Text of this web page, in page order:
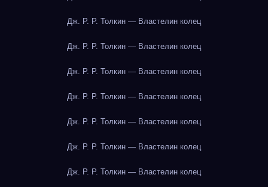
Дж. Р. Р. Толкин — Властелин колец
Дж. Р. Р. Толкин — Властелин колец
Дж. Р. Р. Толкин — Властелин колец
Дж. Р. Р. Толкин — Властелин колец
Дж. Р. Р. Толкин — Властелин колец
Дж. Р. Р. Толкин — Властелин колец
Дж. Р. Р. Толкин — Властелин колец